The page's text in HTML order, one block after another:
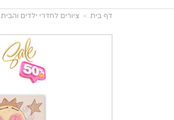
דף בית ציורים לחדרי ילדים והבית